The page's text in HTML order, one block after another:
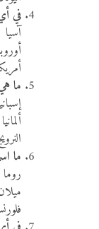
في
آسيا
ما
ما